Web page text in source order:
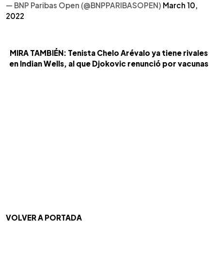
— BNP Paribas Open (@BNPPARIBASOPEN) March 10,
2022
MIRA TAMBIÉN: Tenista Chelo Arévalo ya tiene rivales
en Indian Wells, al que Djokovic renunció por vacunas
VOLVER A PORTADA